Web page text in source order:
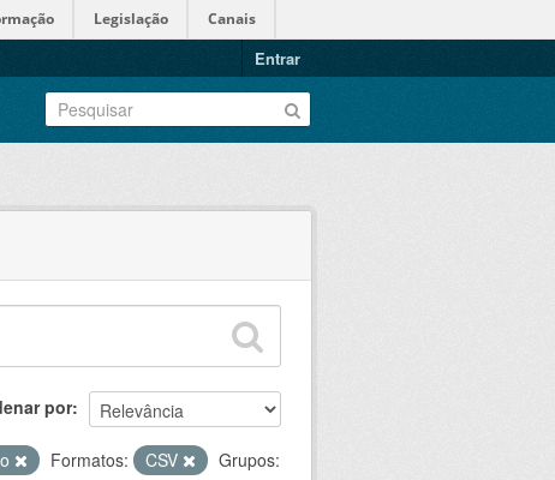
Legislação Canais
Entrar
por
Formatos: CSV
Grupos: